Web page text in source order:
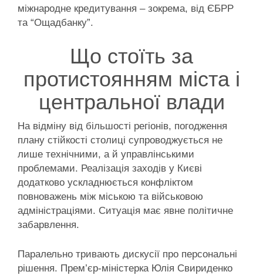
міжнародне кредитування – зокрема, від ЄБРР
та “Ощадбанку”.
Що стоїть за
протистоянням міста і
центральної влади
На відміну від більшості регіонів, погодження
плану стійкості столиці супроводжується не
лише технічними, а й управлінськими
проблемами. Реалізація заходів у Києві
додатково ускладнюється конфліктом
повноважень між міською та військовою
адміністраціями. Ситуація має явне політичне
забарвлення.
Паралельно тривають дискусії про персональні
рішення. Прем’єр-міністерка Юлія Свириденко